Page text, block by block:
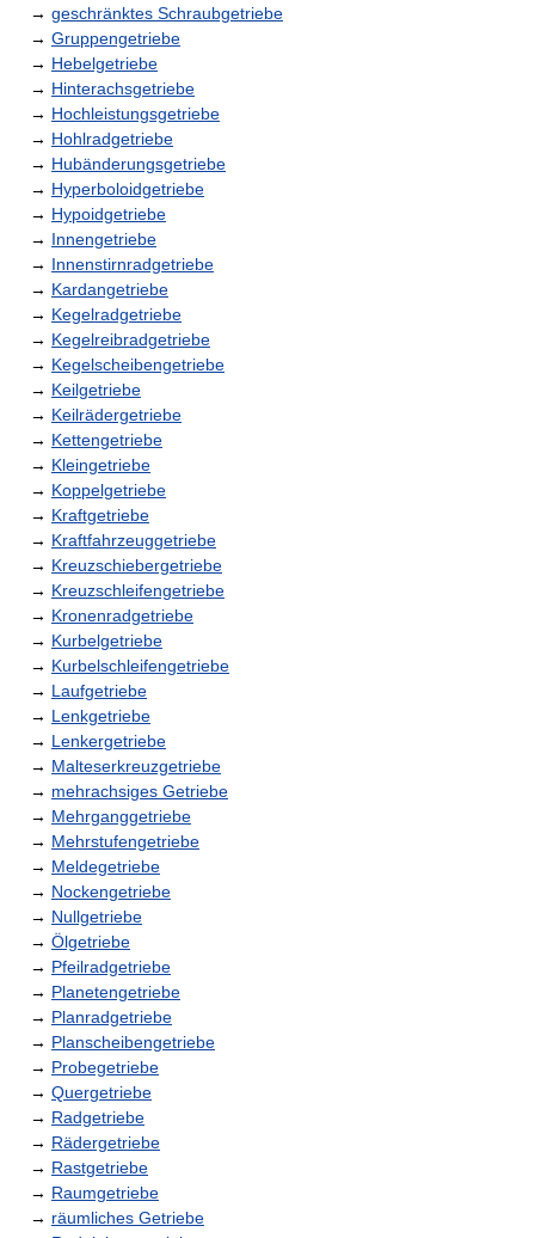
→ geschränktes Schraubgetriebe
→ Gruppengetriebe
→ Hebelgetriebe
→ Hinterachsgetriebe
→ Hochleistungsgetriebe
→ Hohlradgetriebe
→ Hubänderungsgetriebe
→ Hyperboloidgetriebe
→ Hypoidgetriebe
→ Innengetriebe
→ Innenstirnradgetriebe
→ Kardangetriebe
→ Kegelradgetriebe
→ Kegelreibradgetriebe
→ Kegelscheibengetriebe
→ Keilgetriebe
→ Keilrädergetriebe
→ Kettengetriebe
→ Kleingetriebe
→ Koppelgetriebe
→ Kraftgetriebe
→ Kraftfahrzeuggetriebe
→ Kreuzschiebergetriebe
→ Kreuzschleifengetriebe
→ Kronenradgetriebe
→ Kurbelgetriebe
→ Kurbelschleifengetriebe
→ Laufgetriebe
→ Lenkgetriebe
→ Lenkergetriebe
→ Malteserkreuzgetriebe
→ mehrachsiges Getriebe
→ Mehrganggetriebe
→ Mehrstufengetriebe
→ Meldegetriebe
→ Nockengetriebe
→ Nullgetriebe
→ Ölgetriebe
→ Pfeilradgetriebe
→ Planetengetriebe
→ Planradgetriebe
→ Planscheibengetriebe
→ Probegetriebe
→ Quergetriebe
→ Radgetriebe
→ Rädergetriebe
→ Rastgetriebe
→ Raumgetriebe
→ räumliches Getriebe